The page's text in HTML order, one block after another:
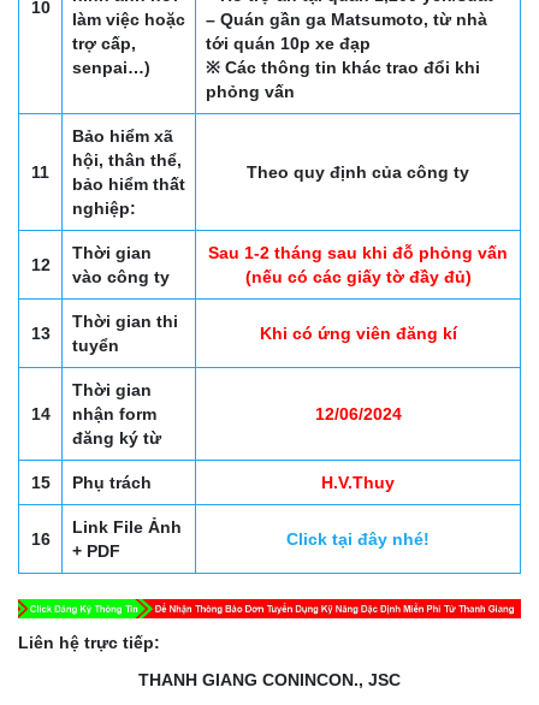
10
làm việc hoặc
trợ cấp,
senpai…)
– Quán gần ga Matsumoto, từ nhà
tới quán 10p xe đạp
※ Các thông tin khác trao đổi khi
phỏng vấn
11
Bảo hiểm xã
hội, thân thể,
bảo hiểm thất
nghiệp:
Theo quy định của công ty
12
Thời gian
vào công ty
Sau 1-2 tháng sau khi đỗ phỏng vấn
(nếu có các giấy tờ đầy đủ)
13
Thời gian thi
tuyển
Khi có ứng viên đăng kí
14
Thời gian
nhận form
đăng ký từ
12/06/2024
15 Phụ trách H.V.Thuy
16
Link File Ảnh
+ PDF
Click tại đây nhé!
Liên hệ trực tiếp:
THANH GIANG CONINCON., JSC